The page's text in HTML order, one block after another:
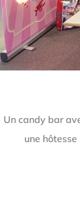
Un candy bar
une